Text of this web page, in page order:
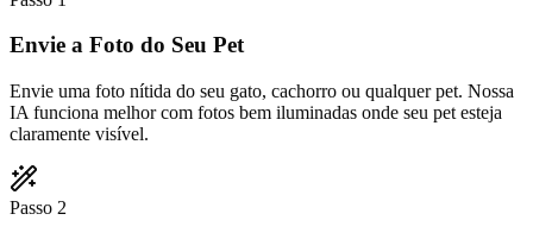
Envie a Foto do Seu Pet
Envie uma foto nítida do seu gato, cachorro ou qualquer pet. Nossa
IA funciona melhor com fotos bem iluminadas onde seu pet esteja
claramente visível.
Passo 2